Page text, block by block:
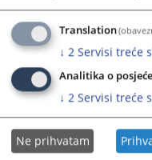
Stolarija suda
više detalja galerija slika
Prikazana vijest je na
Translation
↓ 2 Servisi treće
Analitika o
↓ 2 Servisi treće
Ne prihvatam